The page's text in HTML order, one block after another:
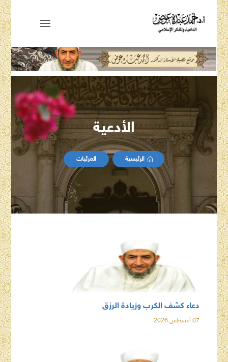
الأدعية
الرئيسية المرئيات
دعاء كشف الكرب وزيادة الرزق
07 أغسطس 2026